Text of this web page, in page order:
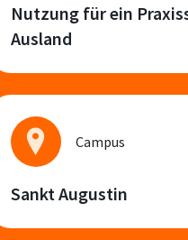
Nutzung für ein
Ausland
Campus
Sankt Augustin